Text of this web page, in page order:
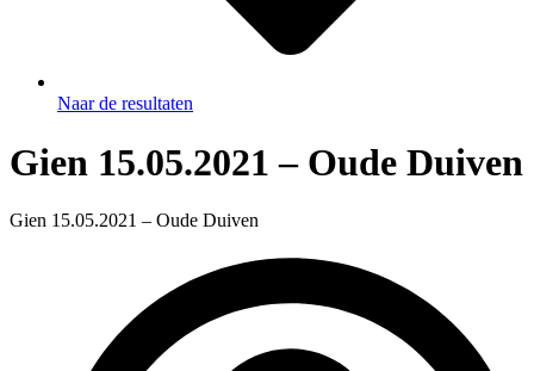
Naar de resultaten
Gien 15.05.2021 – Oude Duiven
Gien 15.05.2021 – Oude Duiven